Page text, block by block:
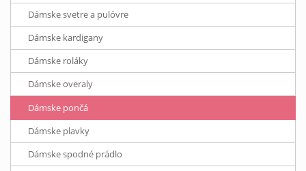
Dámske svetre a pulóvre
Dámske kardigany
Dámske roláky
Dámske overaly
Dámske pončá
Dámske plavky
Dámske spodné prádlo